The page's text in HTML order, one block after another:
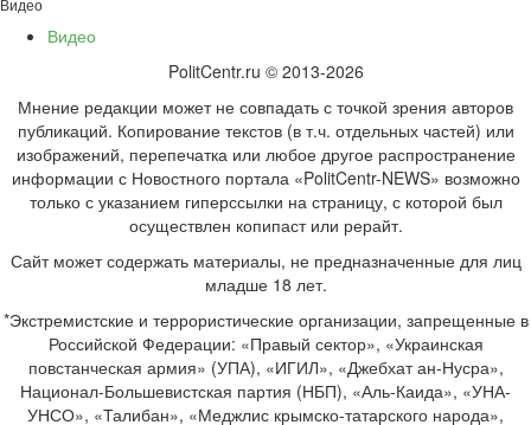
Видео
Видео
PolitCentr.ru © 2013-2026
Мнение редакции может не совпадать с точкой зрения авторов
публикаций. Копирование текстов (в т.ч. отдельных частей) или
изображений, перепечатка или любое другое распространение
информации с Новостного портала «PolitCentr-NEWS» возможно
только с указанием гиперссылки на страницу, с которой был
осуществлен копипаст или рерайт.
Сайт может содержать материалы, не предназначенные для лиц
младше 18 лет.
*Экстремистские и террористические организации, запрещенные в
Российской Федерации: «Правый сектор», «Украинская
повстанческая армия» (УПА), «ИГИЛ», «Джебхат ан-Нусра»,
Национал-Большевистская партия (НБП), «Аль-Каида», «УНА-
УНСО», «Талибан», «Меджлис крымско-татарского народа»,